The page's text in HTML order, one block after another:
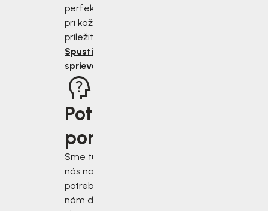
perfektne sedieť
pri každej
príležitosti.
Spustiť
sprievodcu
Potrebujete
poradiť?
Sme tu pre vás, keď
nás najviac
potrebujete. Napíšte
nám do chatového